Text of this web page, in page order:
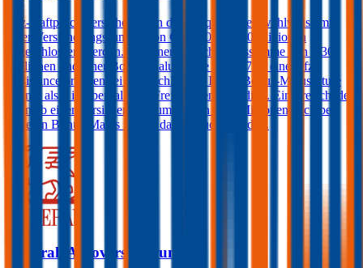
Kfz-Haftpflichtversicherungen der Uniqa können wahlweise mit
einer Versicherungssumme von € 10, 20 oder 30 Millionen
abgeschlossen werden. Bei einer Versicherungssumme von € 30
Millionen und einer Bonus-Malus Stufe von 0-7 ist eine Kfz-
Assistance prämienfrei eingeschlossen. Ist die Bonus-Malus Stufe
kleiner als 4 ist ebenfalls ein Freischaden inkludiert. Ein Freischaden
kann ab einer Versicherungssumme von € 20 Millionen auch bei
höheren Bonus-Malus Stufen dazugebucht werden.
Generali Autoversicherung